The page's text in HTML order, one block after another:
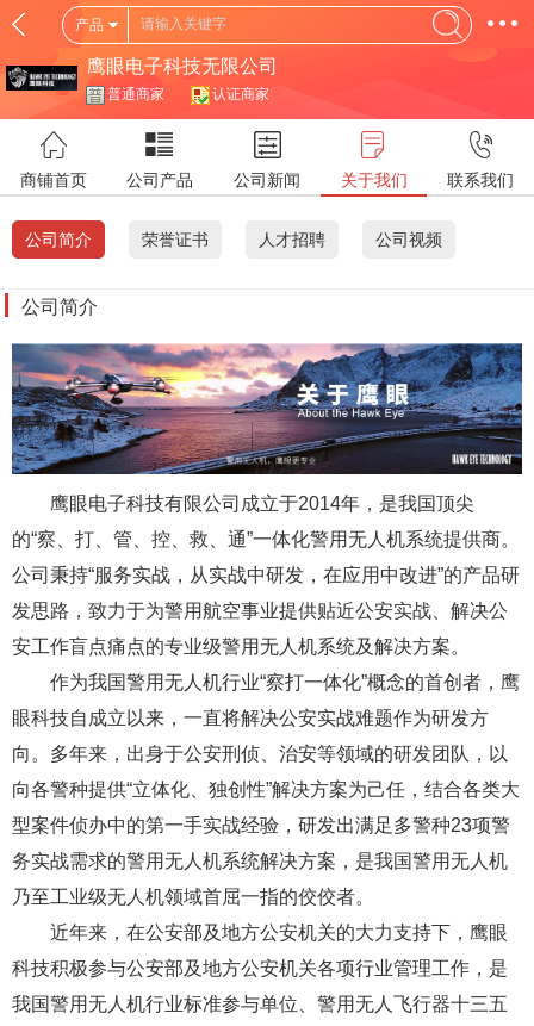
产品
鹰眼电子科技无限公司
普通商家 认证商家
商铺首页 公司产品 公司新闻 关于我们 联系我们
公司简介 荣誉证书 人才招聘 公司视频
公司简介
鹰眼电子科技有限公司成立于2014年，是我国顶尖
的“察、打、管、控、救、通”一体化警用无人机系统提供商。
公司秉持“服务实战，从实战中研发，在应用中改进”的产品研
发思路，致力于为警用航空事业提供贴近公安实战、解决公
安工作盲点痛点的专业级警用无人机系统及解决方案。
作为我国警用无人机行业“察打一体化”概念的首创者，鹰
眼科技自成立以来，一直将解决公安实战难题作为研发方
向。多年来，出身于公安刑侦、治安等领域的研发团队，以
向各警种提供“立体化、独创性”解决方案为己任，结合各类大
型案件侦办中的第一手实战经验，研发出满足多警种23项警
务实战需求的警用无人机系统解决方案，是我国警用无人机
乃至工业级无人机领域首屈一指的佼佼者。
近年来，在公安部及地方公安机关的大力支持下，鹰眼
科技积极参与公安部及地方公安机关各项行业管理工作，是
我国警用无人机行业标准参与单位、警用无人飞行器十三五